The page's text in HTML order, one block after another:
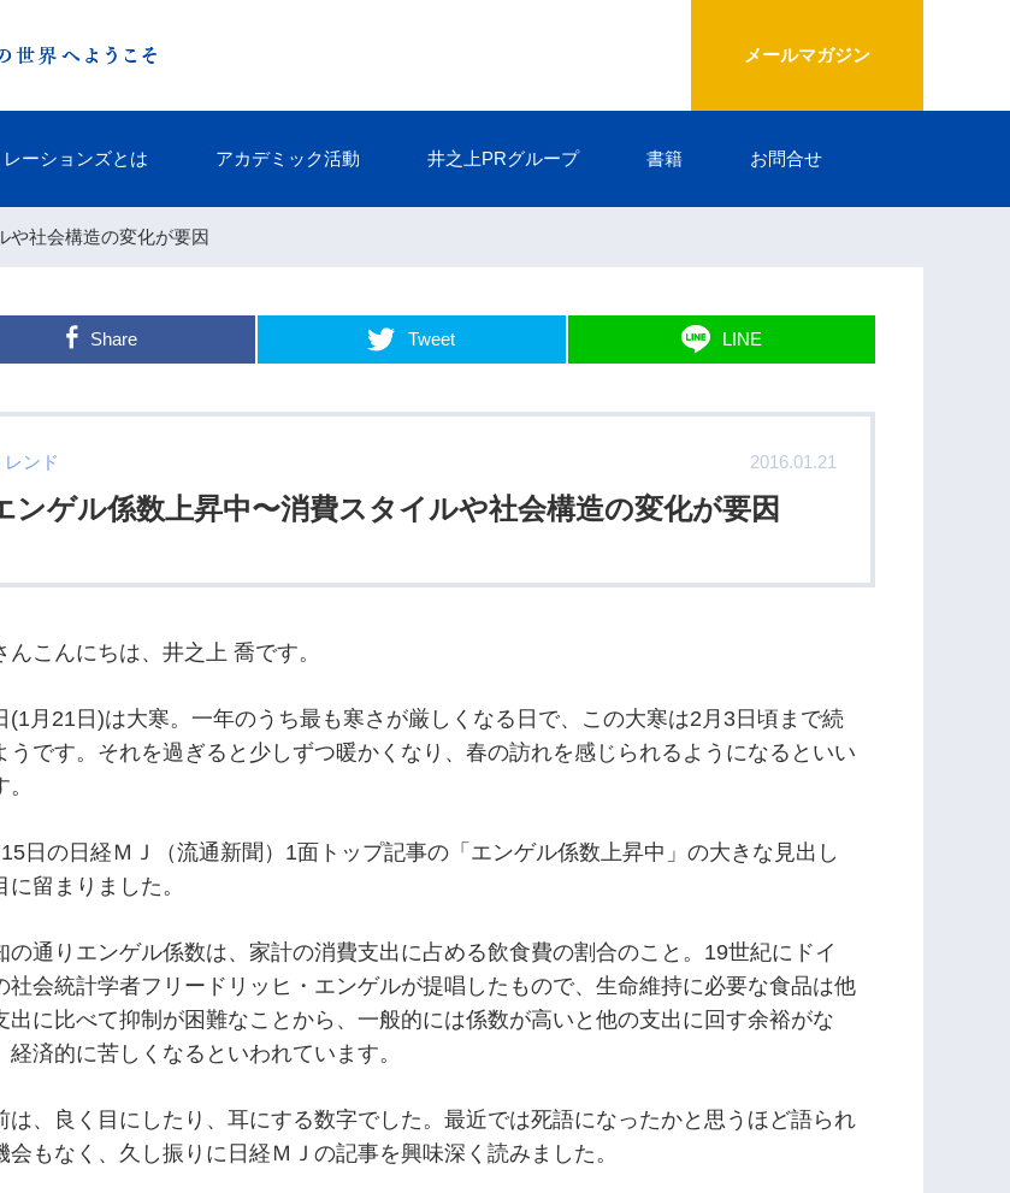
メールマガジン
ーションズとは アカデミック活動 井之上PRグループ 書籍 お問合せ
や社会構造の変化が要因
Share Tweet LINE
レンド 2016.01.21
ンゲル係数上昇中〜消費スタイルや社会構造の変化が要因
んこんにちは、井之上 喬です。
(1月21日)は大寒。一年のうち最も寒さが厳しくなる日で、この大寒は2月3日頃まで続
うです。それを過ぎると少しずつ暖かくなり、春の訪れを感じられるようになるといい
日の日経ＭＪ（流通新聞）1面トップ記事の「エンゲル係数上昇中」の大きな見出し
に留まりました。
の通りエンゲル係数は、家計の消費支出に占める飲食費の割合のこと。19世紀にドイ
社会統計学者フリードリッヒ・エンゲルが提唱したもので、生命維持に必要な食品は他
出に比べて抑制が困難なことから、一般的には係数が高いと他の支出に回す余裕がな
経済的に苦しくなるといわれています。
は、良く目にしたり、耳にする数字でした。最近では死語になったかと思うほど語られ
会もなく、久し振りに日経ＭＪの記事を興味深く読みました。